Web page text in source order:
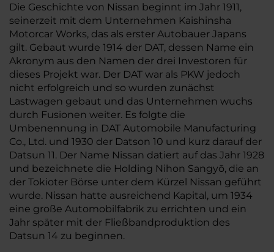
Die Geschichte von Nissan beginnt im Jahr 1911,
seinerzeit mit dem Unternehmen Kaishinsha
Motorcar Works, das als erster Autobauer Japans
gilt. Gebaut wurde 1914 der DAT, dessen Name ein
Akronym aus den Namen der drei Investoren für
dieses Projekt war. Der DAT war als PKW jedoch
nicht erfolgreich und so wurden zunächst
Lastwagen gebaut und das Unternehmen wuchs
durch Fusionen weiter. Es folgte die
Umbenennung in DAT Automobile Manufacturing
Co., Ltd. und 1930 der Datson 10 und kurz darauf der
Datsun 11. Der Name Nissan datiert auf das Jahr 1928
und bezeichnete die Holding Nihon Sangyō, die an
der Tokioter Börse unter dem Kürzel Nissan geführt
wurde. Nissan hatte ausreichend Kapital, um 1934
eine große Automobilfabrik zu errichten und ein
Jahr später mit der Fließbandproduktion des
Datsun 14 zu beginnen.